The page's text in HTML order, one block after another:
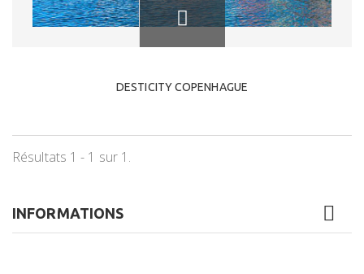
DESTICITY COPENHAGUE
Résultats 1 - 1 sur 1.
INFORMATIONS